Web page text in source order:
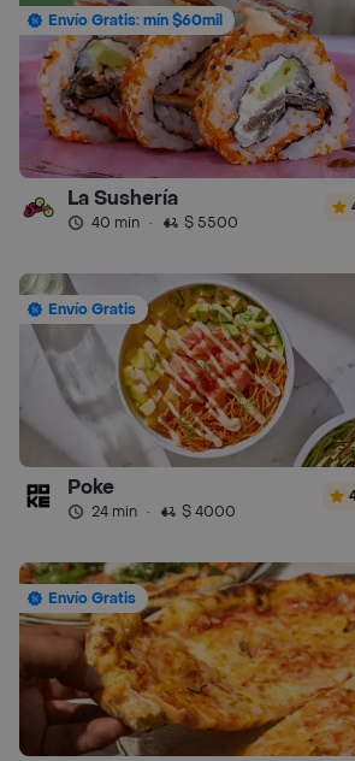
Envío Gratis: mín $60mil
La Sushería
40 min · $ 5500
Envío Gratis
Poke
24 min · $ 4000
Envío Gratis